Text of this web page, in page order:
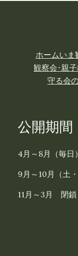
ホームいま
観察会･親
守る会
公開期間
4月～8月（毎日
9月～10月（土
11月～3月 閉鎖